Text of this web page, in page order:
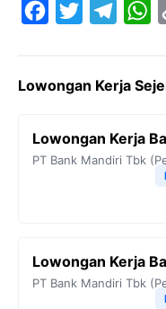
e
o
t
e
e
r
W
t
A
Lowongan Kerja
Lowongan Kerja
PT Bank Mandiri Tbk
Lowongan Kerja
PT Bank Mandiri Tbk